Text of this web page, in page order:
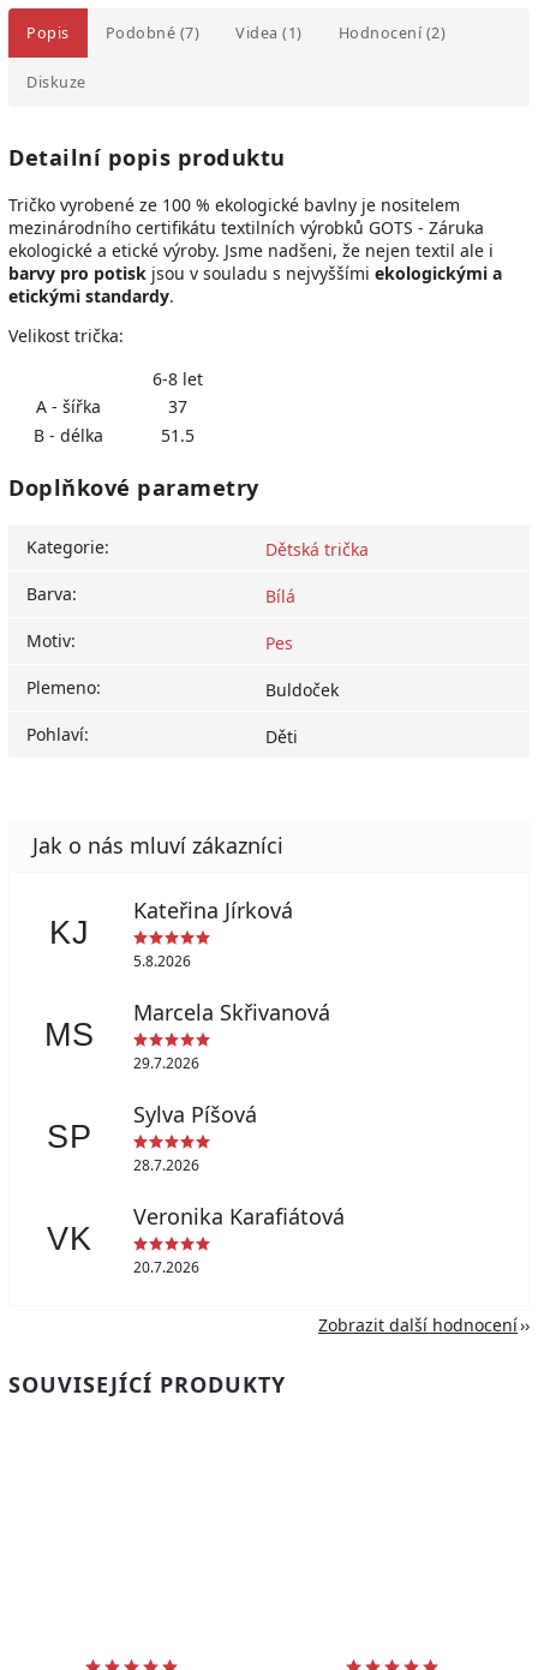
Popis Podobné (7) Videa (1) Hodnocení (2)
Diskuze
Detailní popis produktu
Tričko vyrobené ze 100 % ekologické bavlny je nositelem
mezinárodního certifikátu textilních výrobků GOTS - Záruka
ekologické a etické výroby. Jsme nadšeni, že nejen textil ale i
barvy pro potisk jsou v souladu s nejvyššími ekologickými a
etickými standardy.
Velikost trička:
6-8 let
A - šířka
37
B - délka
51.5
Doplňkové parametry
Kategorie:
Dětská trička
Barva:
Bílá
Motiv:
Pes
Plemeno:
Buldoček
Pohlaví: Děti
KJ
Kateřina Jírková
5.8.2026
MS
Marcela Skřivanová
29.7.2026
SP
Sylva Píšová
28.7.2026
VK
Veronika Karafiátová
20.7.2026
Zobrazit další hodnocení
SOUVISEJÍCÍ PRODUKTY